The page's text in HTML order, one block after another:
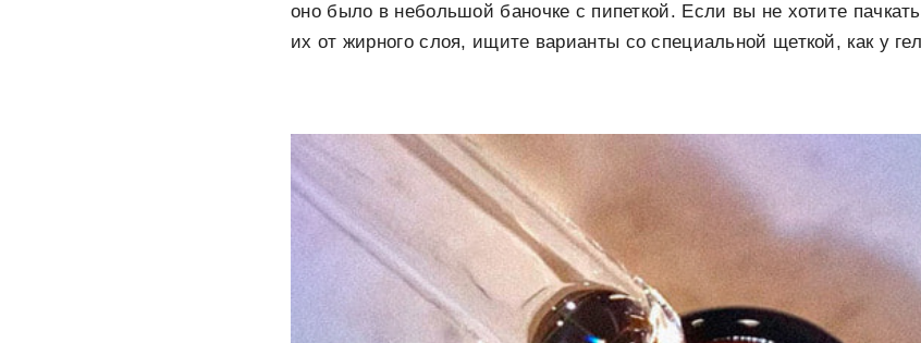
оно было в небольшой баночке с пипеткой. Если вы не хотите
их от жирного слоя, ищите варианты со специальной щеткой, как у